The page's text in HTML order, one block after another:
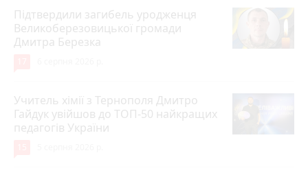
Підтвердили загибель уродженця
Великоберезовицької громади
Дмитра Березка
Учитель хімії з Тернополя Дмитро
Гайдук увійшов до ТОП-50 найкращих
педагогів України